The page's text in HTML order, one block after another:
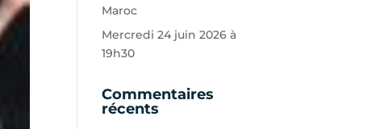
Maroc
Mercredi 24 juin 2026 à
19h30
Commentaires
récents